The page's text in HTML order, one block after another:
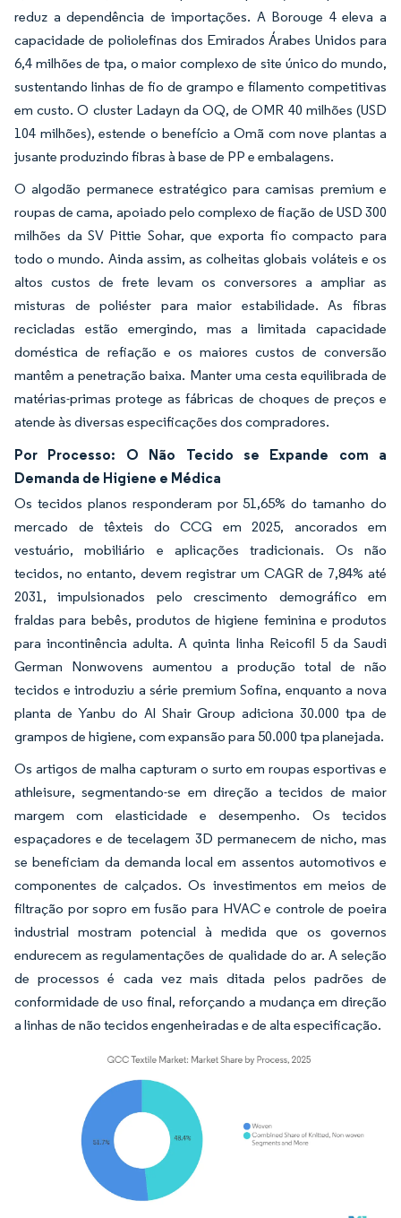
reduz a dependência de importações. A Borouge 4 eleva a
capacidade de poliolefinas dos Emirados Árabes Unidos para
6,4 milhões de tpa, o maior complexo de site único do mundo,
sustentando linhas de fio de grampo e filamento competitivas
em custo. O cluster Ladayn da OQ, de OMR 40 milhões (USD
104 milhões), estende o benefício a Omã com nove plantas a
jusante produzindo fibras à base de PP e embalagens.
O algodão permanece estratégico para camisas premium e
roupas de cama, apoiado pelo complexo de fiação de USD 300
milhões da SV Pittie Sohar, que exporta fio compacto para
todo o mundo. Ainda assim, as colheitas globais voláteis e os
altos custos de frete levam os conversores a ampliar as
misturas de poliéster para maior estabilidade. As fibras
recicladas estão emergindo, mas a limitada capacidade
doméstica de refiação e os maiores custos de conversão
mantêm a penetração baixa. Manter uma cesta equilibrada de
matérias-primas protege as fábricas de choques de preços e
atende às diversas especificações dos compradores.
Por Processo: O Não Tecido se Expande com a
Demanda de Higiene e Médica
Os tecidos planos responderam por 51,65% do tamanho do
mercado de têxteis do CCG em 2025, ancorados em
vestuário, mobiliário e aplicações tradicionais. Os não
tecidos, no entanto, devem registrar um CAGR de 7,84% até
2031, impulsionados pelo crescimento demográfico em
fraldas para bebês, produtos de higiene feminina e produtos
para incontinência adulta. A quinta linha Reicofil 5 da Saudi
German Nonwovens aumentou a produção total de não
tecidos e introduziu a série premium Sofina, enquanto a nova
planta de Yanbu do Al Shair Group adiciona 30.000 tpa de
grampos de higiene, com expansão para 50.000 tpa planejada.
Os artigos de malha capturam o surto em roupas esportivas e
athleisure, segmentando-se em direção a tecidos de maior
margem com elasticidade e desempenho. Os tecidos
espaçadores e de tecelagem 3D permanecem de nicho, mas
se beneficiam da demanda local em assentos automotivos e
componentes de calçados. Os investimentos em meios de
filtração por sopro em fusão para HVAC e controle de poeira
industrial mostram potencial à medida que os governos
endurecem as regulamentações de qualidade do ar. A seleção
de processos é cada vez mais ditada pelos padrões de
conformidade de uso final, reforçando a mudança em direção
a linhas de não tecidos engenheiradas e de alta especificação.